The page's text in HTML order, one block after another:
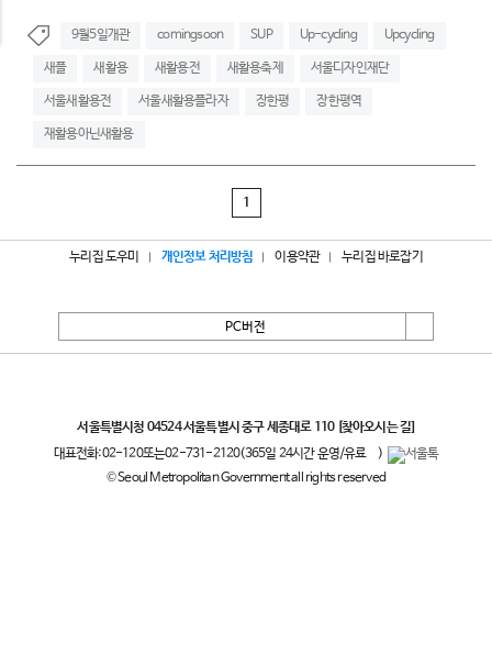
9월5일개관 comingsoon SUP Up-cycling Upcycling
새플 새활용 새활용전 새활용축제 서울디자인재단
서울새활용전 서울새활용플라자 장한평 장한평역
재활용아닌새활용
1
누리집 도우미 개인정보 처리방침 이용약관 누리집 바로잡기
PC버전
서울특별시청 04524 서울특별시 중구 세종대로 110 [찾아오시는 길]
대표전화:02-120또는02-731-2120(365일 24시간 운영/유료
)
© Seoul Metropolitan Government all rights reserved